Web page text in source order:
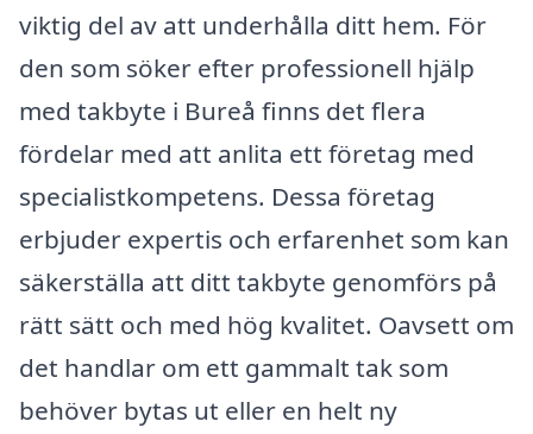
viktig del av att underhålla ditt hem. För
den som söker efter professionell hjälp
med takbyte i Bureå finns det flera
fördelar med att anlita ett företag med
specialistkompetens. Dessa företag
erbjuder expertis och erfarenhet som kan
säkerställa att ditt takbyte genomförs på
rätt sätt och med hög kvalitet. Oavsett om
det handlar om ett gammalt tak som
behöver bytas ut eller en helt ny